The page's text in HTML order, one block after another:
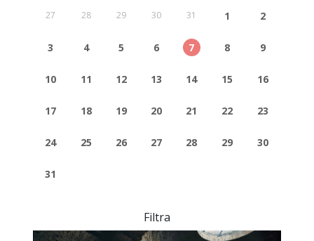
27 28 29 30 31 1 2
3 4 5 6 7 8 9
10 11 12 13 14 15 16
17 18 19 20 21 22 23
24 25 26 27 28 29 30
31
Filtra